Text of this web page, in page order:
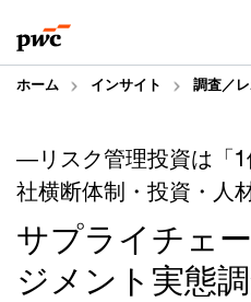
to
content
to
footer
ホーム インサイト 調査／
―リスク管理投資は「
社横断体制・投資・人
サプライチェ
ジメント実態